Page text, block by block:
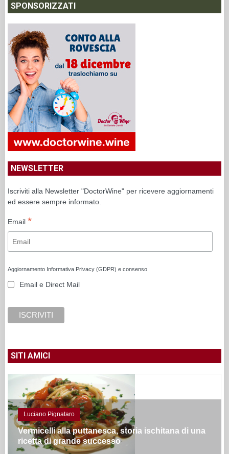
SPONSORIZZATI
NEWSLETTER
Iscriviti alla Newsletter "DoctorWine" per ricevere aggiornamenti
ed essere sempre informato.
Email *
Aggiornamento Informativa Privacy (GDPR) e consenso
Email e Direct Mail
SITI AMICI
Luciano Pignataro
Vermicelli alla puttanesca, storia ischitana di una
ricetta di grande successo